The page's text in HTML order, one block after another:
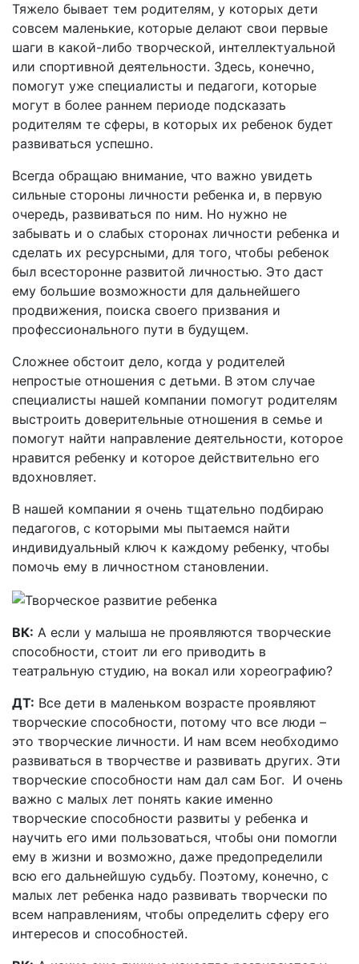
Тяжело бывает тем родителям, у которых дети
совсем маленькие, которые делают свои первые
шаги в какой-либо творческой, интеллектуальной
или спортивной деятельности. Здесь, конечно,
помогут уже специалисты и педагоги, которые
могут в более раннем периоде подсказать
родителям те сферы, в которых их ребенок будет
развиваться успешно.
Всегда обращаю внимание, что важно увидеть
сильные стороны личности ребенка и, в первую
очередь, развиваться по ним. Но нужно не
забывать и о слабых сторонах личности ребенка и
сделать их ресурсными, для того, чтобы ребенок
был всесторонне развитой личностью. Это даст
ему большие возможности для дальнейшего
продвижения, поиска своего призвания и
профессионального пути в будущем.
Сложнее обстоит дело, когда у родителей
непростые отношения с детьми. В этом случае
специалисты нашей компании помогут родителям
выстроить доверительные отношения в семье и
помогут найти направление деятельности, которое
нравится ребенку и которое действительно его
вдохновляет.
В нашей компании я очень тщательно подбираю
педагогов, с которыми мы пытаемся найти
индивидуальный ключ к каждому ребенку, чтобы
помочь ему в личностном становлении.
ВК: А если у малыша не проявляются творческие
способности, стоит ли его приводить в
театральную студию, на вокал или хореографию?
ДТ: Все дети в маленьком возрасте проявляют
творческие способности, потому что все люди –
это творческие личности. И нам всем необходимо
развиваться в творчестве и развивать других. Эти
творческие способности нам дал сам Бог. И очень
важно с малых лет понять какие именно
творческие способности развиты у ребенка и
научить его ими пользоваться, чтобы они помогли
ему в жизни и возможно, даже предопределили
всю его дальнейшую судьбу. Поэтому, конечно, с
малых лет ребенка надо развивать творчески по
всем направлениям, чтобы определить сферу его
интересов и способностей.